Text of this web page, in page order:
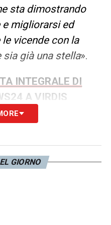
sta dimostrando
migliorarsi ed
vicende con la
sia già una stella».
INTEGRALE DI
A VIRDIS
GIORNO